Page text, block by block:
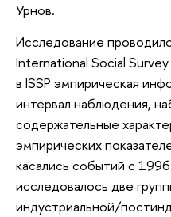
Урнов.
Исследование
International Social
в ISSP эмпирическая
интервал наблюдения,
содержательные
эмпирических
касались событий с
исследовалось две
индустриальной/